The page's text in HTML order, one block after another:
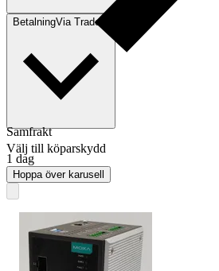
BetalningVia Tradera
Välj till köparskydd
Samfrakt
1 dag
Hoppa över karusell